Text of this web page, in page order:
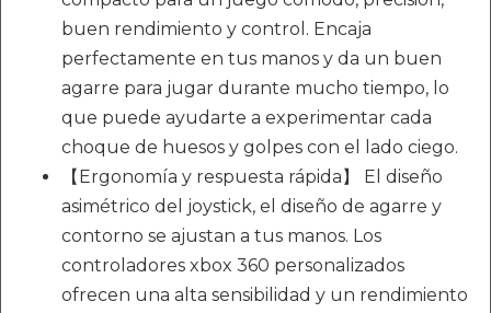
buen rendimiento y control. Encaja
perfectamente en tus manos y da un buen
agarre para jugar durante mucho tiempo, lo
que puede ayudarte a experimentar cada
choque de huesos y golpes con el lado ciego.
【Ergonomía y respuesta rápida】 El diseño
asimétrico del joystick, el diseño de agarre y
contorno se ajustan a tus manos. Los
controladores xbox 360 personalizados
ofrecen una alta sensibilidad y un rendimiento